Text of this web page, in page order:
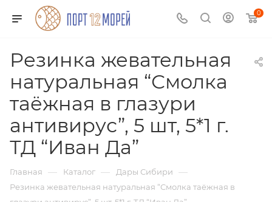
0
Резинка жевательная
натуральная “Смолка
таёжная в глазури
антивирус”, 5 шт, 5*1 г.
ТД “Иван Да”
Главная — Каталог — Дары Сибири —
Резинка жевательная натуральная “Смолка таёжная в